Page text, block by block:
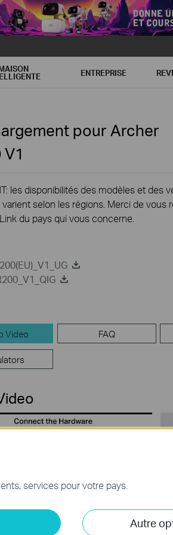
ENTREPRISE
pour Archer
V1
les disponibilités des modèles et des
selon les régions. Merci de vous
du pays qui vous concerne.
Video FAQ
services pour votre pays.
Autre